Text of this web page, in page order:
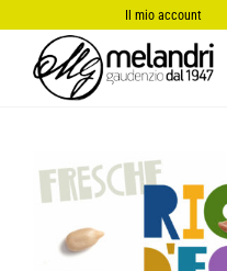
al
contenuto
Il mio account
immagine